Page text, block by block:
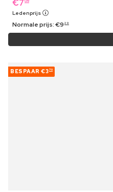
€7
Ledenprijs
Normale prijs:€9 29
BESPAAR €370